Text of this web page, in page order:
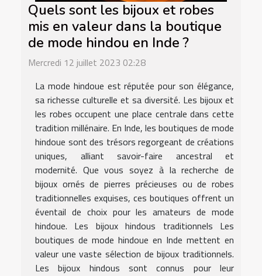
Quels sont les bijoux et robes
mis en valeur dans la boutique
de mode hindou en Inde ?
Mercredi 12 juillet 2023 02:28
La mode hindoue est réputée pour son élégance,
sa richesse culturelle et sa diversité. Les bijoux et
les robes occupent une place centrale dans cette
tradition millénaire. En Inde, les boutiques de mode
hindoue sont des trésors regorgeant de créations
uniques, alliant savoir-faire ancestral et
modernité. Que vous soyez à la recherche de
bijoux ornés de pierres précieuses ou de robes
traditionnelles exquises, ces boutiques offrent un
éventail de choix pour les amateurs de mode
hindoue. Les bijoux hindous traditionnels Les
boutiques de mode hindoue en Inde mettent en
valeur une vaste sélection de bijoux traditionnels.
Les bijoux hindous sont connus pour leur